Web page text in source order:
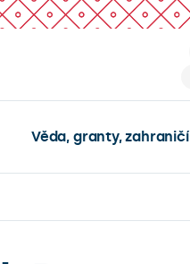
Věda, granty, zahraničí